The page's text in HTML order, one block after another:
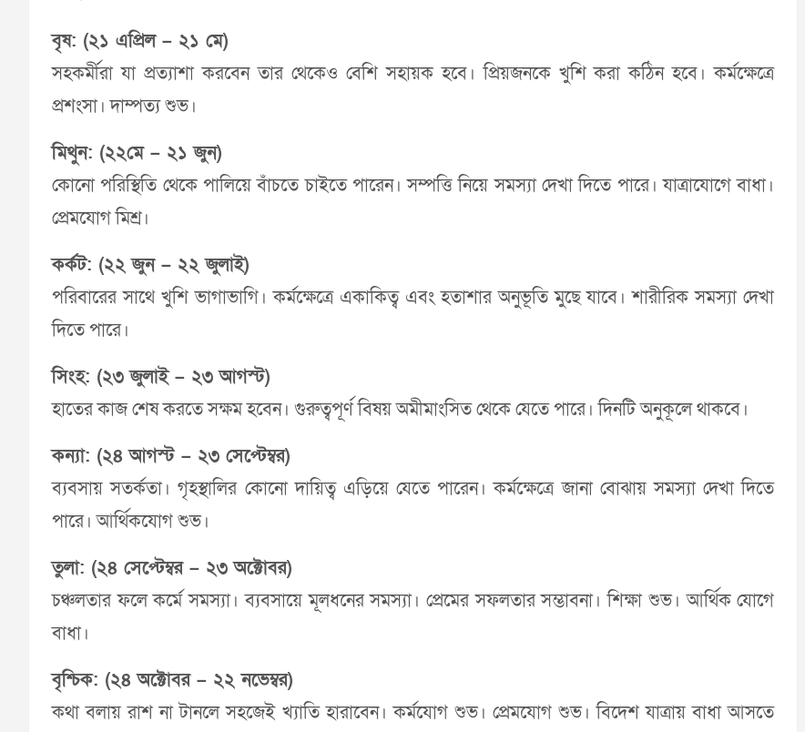
বৃষ: (২১ এপ্রিল – ২১ মে)
সহকর্মীরা যা প্রত্যাশা করবেন তার থেকেও বেশি সহায়ক হবে। প্রিয়জনকে খুশি করা কঠিন হবে। কর্মক্ষেত্রে
প্রশংসা। দাম্পত্য শুভ।
মিথুন: (২২মে – ২১ জুন)
কোনো পরিস্থিতি থেকে পালিয়ে বাঁচতে চাইতে পারেন। সম্পত্তি নিয়ে সমস্যা দেখা দিতে পারে। যাত্রাযোগে বাধা।
প্রেমযোগ মিশ্র।
কর্কট: (২২ জুন – ২২ জুলাই)
পরিবারের সাথে খুশি ভাগাভাগি। কর্মক্ষেত্রে একাকিত্ব এবং হতাশার অনুভূতি মুছে যাবে। শারীরিক সমস্যা দেখা
দিতে পারে।
সিংহ: (২৩ জুলাই – ২৩ আগস্ট)
হাতের কাজ শেষ করতে সক্ষম হবেন। গুরুত্বপূর্ণ বিষয় অমীমাংসিত থেকে যেতে পারে। দিনটি অনুকূলে থাকবে।
কন্যা: (২৪ আগস্ট – ২৩ সেপ্টেম্বর)
ব্যবসায় সতর্কতা। গৃহস্থালির কোনো দায়িত্ব এড়িয়ে যেতে পারেন। কর্মক্ষেত্রে জানা বোঝায় সমস্যা দেখা দিতে
পারে। আর্থিকযোগ শুভ।
তুলা: (২৪ সেপ্টেম্বর – ২৩ অক্টোবর)
চঞ্চলতার ফলে কর্মে সমস্যা। ব্যবসায়ে মূলধনের সমস্যা। প্রেমের সফলতার সম্ভাবনা। শিক্ষা শুভ। আর্থিক যোগে
বাধা।
বৃশ্চিক: (২৪ অক্টোবর – ২২ নভেম্বর)
কথা বলায় রাশ না টানলে সহজেই খ্যাতি হারাবেন। কর্মযোগ শুভ। প্রেমযোগ শুভ। বিদেশ যাত্রায় বাধা আসতে